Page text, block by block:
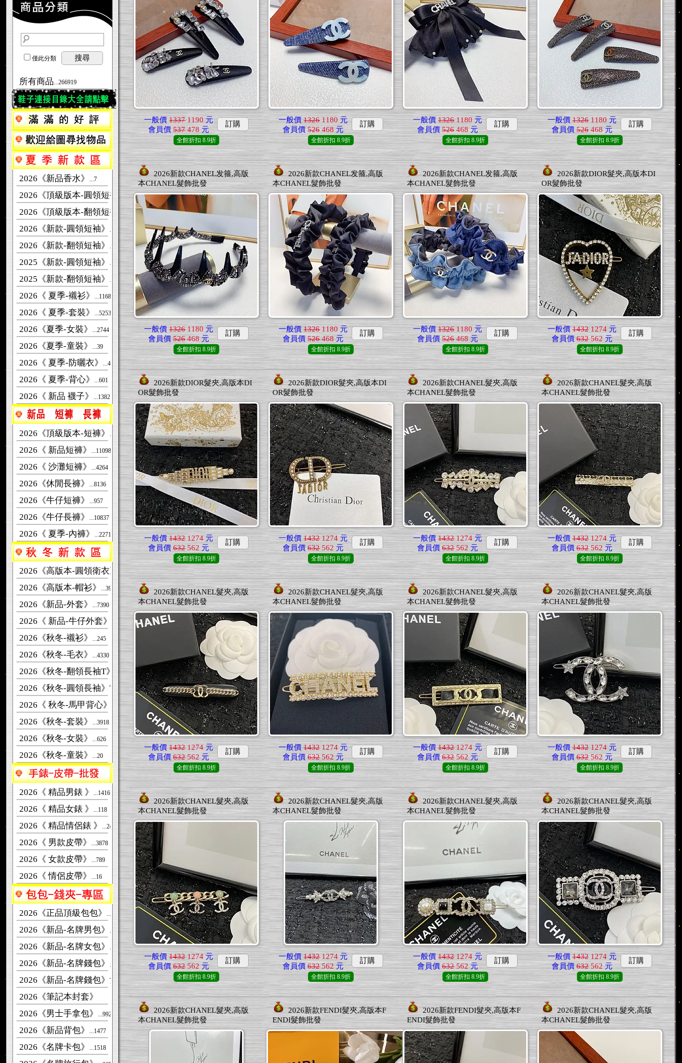
僅此分類 搜尋
所有商品 ...266919
2026《新品香水》 ...7
2026《頂級版本-圓領短袖》 ...6262
2026《頂級版本-翻領短袖》...3882
2026《新款-圓領短袖》 ...28464
2026《新款-翻領短袖》 ...4939
2025《新款-圓領短袖》 ...62272
2025《新款-翻領短袖》 ...6852
2026《 夏季-襯衫》 ...1168
2026《 夏季-套裝》 ...5253
2026《夏季-女裝》 ...2744
2026《夏季-童裝》 ...39
2026《 夏季-防曬衣》 ...481
2026《 夏季-背心》 ...601
2026《 新品 襪子》 ...1382
2026《頂級版本-短褲》 ...1538
2026《 新品短褲》 ...11098
2026《 沙灘短褲》 ...4264
2026《休閒長褲》 ...8136
2026《牛仔短褲》 ...957
2026《牛仔長褲》 ...10837
2026《 夏季-內褲》 ...2271
2026《高版本-圓領衛衣》 ...11374
2026《高版本-帽衫》 ...3980
2026《新品-外套》 ...7390
2026《 新品-牛仔外套》 ...268
2026《秋冬-襯衫》 ...245
2026《秋冬-毛衣》 ...4330
2026《秋冬-翻領長袖T》...261
2026《秋冬-圓領長袖》T恤...2946
2026《 秋冬-馬甲背心》 ...313
2026《秋冬-套裝》 ...3918
2026《秋冬-女裝》 ...626
2026《秋冬-童裝》 ...20
2026《 精品男錶 》 ...1416
2026《 精品女錶 》 ...118
2026《 精品情侶錶 》 ...241
2026《 男款皮帶》 ...3878
2026《 女款皮帶》 ...789
2026《 情侶皮帶》 ...16
2026《正品頂級包包》 ...463
2026《新品-名牌男包》 ...2661
2026《新品-名牌女包》 ...7414
2026《新品-名牌錢包》男款...276
2026《新品-名牌錢包》女款 ...1225
2026《筆記本封套》
2026《男士手拿包》
...992
2026《新品背包》 ...1477
2026《名牌卡包》 ...1518
一般價 13371190元
會員價 537478 元
訂購
全館折扣 8.9折
一般價 13261180元
會員價 526468元
訂購
全館折扣 8.9折
一般價 13261180元
會員價 526468元
訂購
全館折扣 8.9折
一般價 13261180元
會員價 526468元
訂購
全館折扣 8.9折
2026新款CHANEL发箍,高版
本CHANEL髮飾批發
一般價 13261180 元
會員價 526468元
訂購
全館折扣 8.9折
2026新款CHANEL发箍,高版
本CHANEL髮飾批發
一般價 13261180 元
會員價 526468元
訂購
全館折扣 8.9折
2026新款CHANEL发箍,高版
本CHANEL髮飾批發
一般價 13261180元
會員價 526468元
訂購
全館折扣 8.9折
2026新款DIOR髮夾,高版本DI
OR髮飾批發
一般價 14321274元
會員價 632562元
訂購
全館折扣 8.9折
2026新款DIOR髮夾,高版本DI
OR髮飾批發
一般價 14321274元
會員價 632562 元
訂購
全館折扣 8.9折
2026新款DIOR髮夾,高版本DI
OR髮飾批發
一般價 14321274元
會員價 632562元
訂購
全館折扣 8.9折
2026新款CHANEL髮夾,高版
本CHANEL髮飾批發
一般價 14321274元
會員價 632562元
訂購
全館折扣 8.9折
2026新款CHANEL髮夾,高版
本CHANEL髮飾批發
一般價 14321274元
會員價 632562元
訂購
全館折扣 8.9折
2026新款CHANEL髮夾,高版
本CHANEL髮飾批發
一般價 14321274元
會員價 632562元
訂購
全館折扣 8.9折
2026新款CHANEL髮夾,高版
本CHANEL髮飾批發
一般價 14321274 元
會員價 632562元
訂購
全館折扣 8.9折
2026新款CHANEL髮夾,高版
本CHANEL髮飾批發
一般價 14321274元
會員價 632562元
訂購
全館折扣 8.9折
2026新款CHANEL髮夾,高版
本CHANEL髮飾批發
一般價 14321274元
會員價 632562元
訂購
全館折扣 8.9折
2026新款CHANEL髮夾,高版
本CHANEL髮飾批發
一般價 14321274元
會員價 632562元
訂購
全館折扣 8.9折
2026新款CHANEL髮夾,高版
本CHANEL髮飾批發
一般價 14321274元
會員價 632562元
訂購
全館折扣 8.9折
2026新款CHANEL髮夾,高版
本CHANEL髮飾批發
一般價 14321274 元
會員價 632562元
訂購
全館折扣 8.9折
2026新款CHANEL髮夾,高版
本CHANEL髮飾批發
一般價 14321274元
會員價 632562元
訂購
全館折扣 8.9折
2026新款CHANEL髮夾,高版
本CHANEL髮飾批發
2026新款FENDI髮夾,高版本F
ENDI髮飾批發
2026新款FENDI髮夾,高版本F
ENDI髮飾批發
2026新款CHANEL髮夾,高版
本CHANEL髮飾批發